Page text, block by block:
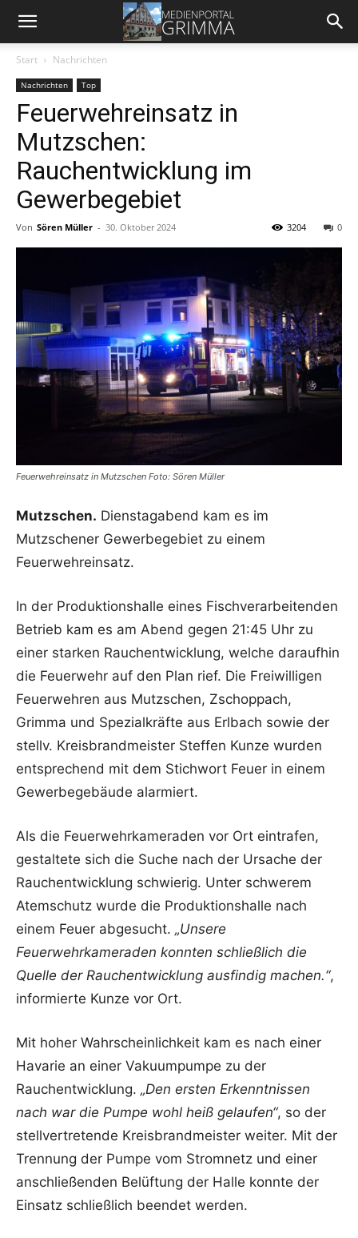
Start Nachrichten
Nachrichten Top
Feuerwehreinsatz in
Mutzschen:
Rauchentwicklung im
Gewerbegebiet
Von Sören Müller - 30. Oktober 2024 0
3204
Feuerwehreinsatz in Mutzschen Foto: Sören Müller
Mutzschen. Dienstagabend kam es im
Mutzschener Gewerbegebiet zu einem
Feuerwehreinsatz.
In der Produktionshalle eines Fischverarbeitenden
Betrieb kam es am Abend gegen 21:45 Uhr zu
einer starken Rauchentwicklung, welche daraufhin
die Feuerwehr auf den Plan rief. Die Freiwilligen
Feuerwehren aus Mutzschen, Zschoppach,
Grimma und Spezialkräfte aus Erlbach sowie der
stellv. Kreisbrandmeister Steffen Kunze wurden
entsprechend mit dem Stichwort Feuer in einem
Gewerbegebäude alarmiert.
Als die Feuerwehrkameraden vor Ort eintrafen,
gestaltete sich die Suche nach der Ursache der
Rauchentwicklung schwierig. Unter schwerem
Atemschutz wurde die Produktionshalle nach
einem Feuer abgesucht. „Unsere
Feuerwehrkameraden konnten schließlich die
Quelle der Rauchentwicklung ausfindig machen.“,
informierte Kunze vor Ort.
Mit hoher Wahrscheinlichkeit kam es nach einer
Havarie an einer Vakuumpumpe zu der
Rauchentwicklung. „Den ersten Erkenntnissen
nach war die Pumpe wohl heiß gelaufen“, so der
stellvertretende Kreisbrandmeister weiter. Mit der
Trennung der Pumpe vom Stromnetz und einer
anschließenden Belüftung der Halle konnte der
Einsatz schließlich beendet werden.